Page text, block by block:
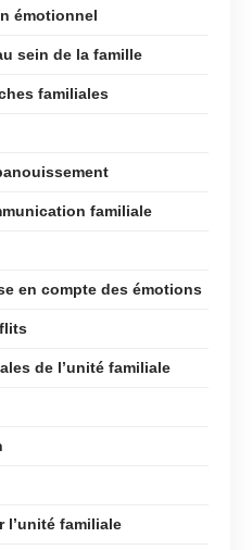
émotionnel
sein de la famille
familiales
familiale
en compte des émotions
de l’unité familiale
l’unité familiale